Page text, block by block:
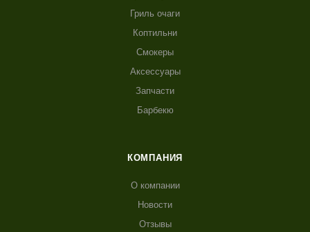
Гриль очаги
Коптильни
Смокеры
Аксессуары
Запчасти
Барбекю
КОМПАНИЯ
О компании
Новости
Отзывы